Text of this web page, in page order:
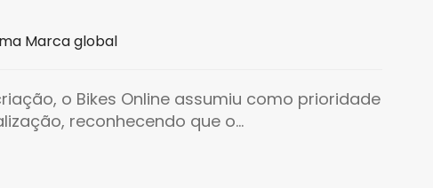
Marca global
o Bikes Online assumiu como prioridade
reconhecendo que o...